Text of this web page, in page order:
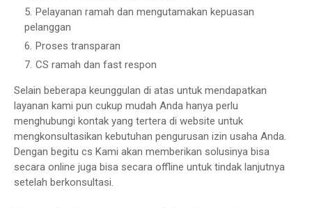
Pelayanan ramah dan mengutamakan kepuasan
pelanggan
Proses transparan
CS ramah dan fast respon
Selain beberapa keunggulan di atas untuk mendapatkan
layanan kami pun cukup mudah Anda hanya perlu
menghubungi kontak yang tertera di website untuk
mengkonsultasikan kebutuhan pengurusan izin usaha Anda.
Dengan begitu cs Kami akan memberikan solusinya bisa
secara online juga bisa secara offline untuk tindak lanjutnya
setelah berkonsultasi.